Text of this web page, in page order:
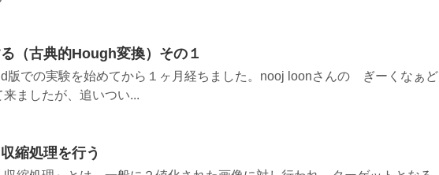
（古典的Hough変換）その１
版での実験を始めてから１ヶ月経ちました。nooj loonさんの ぎーくなぁど
来ましたが、追いつい...
縮処理を行う